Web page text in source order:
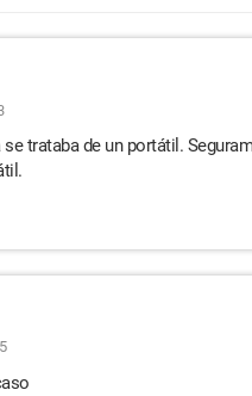
se trataba de un portátil.